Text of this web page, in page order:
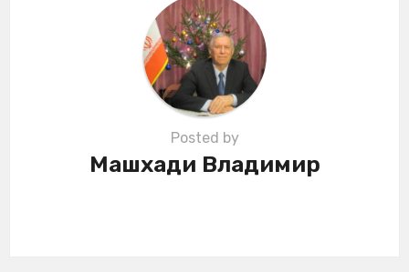
Posted by
Машхади Владимир